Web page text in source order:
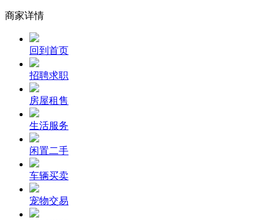
商家详情
回到首页
招聘求职
房屋租售
生活服务
闲置二手
车辆买卖
宠物交易